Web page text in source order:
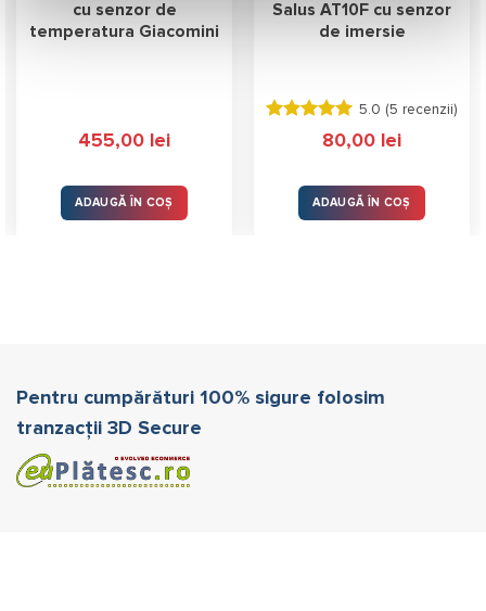
cu senzor de
temperatura Giacomini
455,00 lei
ADAUGĂ ÎN COȘ
Salus AT10F cu senzor
de imersie
Evaluat la
stele
5.0 (5 recenzii)
80,00 lei
ADAUGĂ ÎN COȘ
Pentru cumpărături 100% sigure folosim
tranzacții 3D Secure